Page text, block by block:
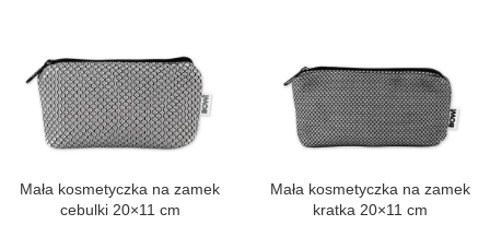
Mała kosmetyczka na zamek
cebulki 20×11 cm
Mała kosmetyczka na zamek
kratka 20×11 cm